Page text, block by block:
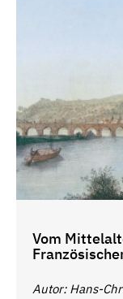
Vom
Autor: Hans-